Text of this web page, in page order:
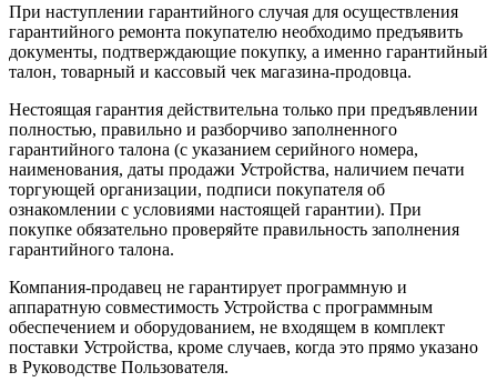
При наступлении гарантийного случая для осуществления
гарантийного ремонта покупателю необходимо предъявить
документы, подтверждающие покупку, а именно гарантийный
талон, товарный и кассовый чек магазина-продовца.
Нестоящая гарантия действительна только при предъявлении
полностью, правильно и разборчиво заполненного
гарантийного талона (с указанием серийного номера,
наименования, даты продажи Устройства, наличием печати
торгующей организации, подписи покупателя об
ознакомлении с условиями настоящей гарантии). При
покупке обязательно проверяйте правильность заполнения
гарантийного талона.
Компания-продавец не гарантирует программную и
аппаратную совместимость Устройства с программным
обеспечением и оборудованием, не входящем в комплект
поставки Устройства, кроме случаев, когда это прямо указано
в Руководстве Пользователя.